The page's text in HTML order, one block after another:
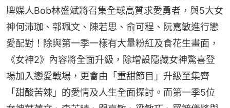
牌媒人Bob林盛斌將召集全球高質求愛勇者，與5大女
神何沛珈、郭珮文、陳若思、俞可程、阮嘉敏進行戀
愛配對！除與第一季一樣有大量粉紅及食花生畫面，
《女神2》內容將全面升級，除增設隱藏女神驚喜登
場加入戀愛戰場，更會由「重甜節目」升級至集齊
「甜酸苦辣」的愛情及人生全面探討。而第一季5位